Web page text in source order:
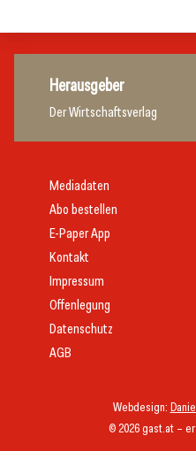
Herausgeber
Der Wirtschaftsverlag
© 2026 gast.at –
Webdesign:
Mediadaten
Abo bestellen
E-Paper App
Kontakt
Impressum
Offenlegung
Datenschutz
AGB